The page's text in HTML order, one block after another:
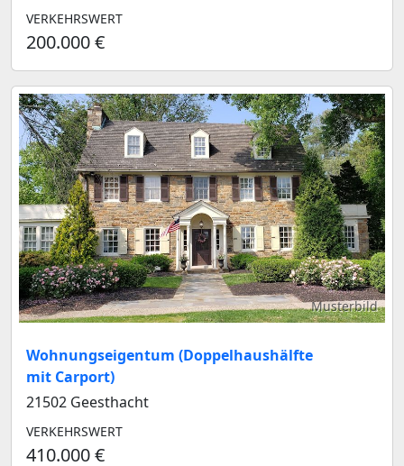
VERKEHRSWERT
200.000 €
Musterbild
Wohnungseigentum (Doppelhaushälfte
mit Carport)
21502 Geesthacht
VERKEHRSWERT
410.000 €